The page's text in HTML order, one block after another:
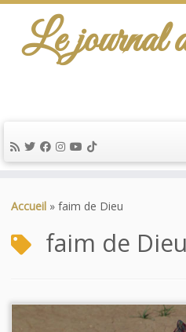
au
Le journal
Accueil » faim de Dieu
faim de Dieu